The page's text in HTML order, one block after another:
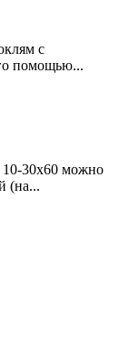
с
помощью...
30x60 можно
(на...